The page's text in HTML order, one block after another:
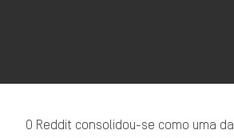
O Reddit consolidou-se como uma